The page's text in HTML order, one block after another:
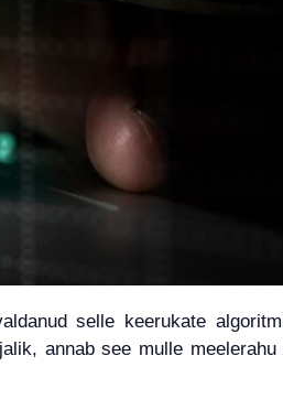
selle keerukate
annab see mulle meelerahu